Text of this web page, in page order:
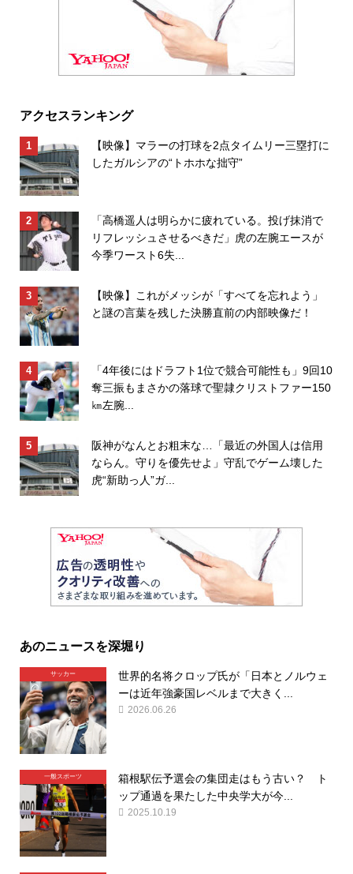
アクセスランキング
【映像】マラーの打球を2点タイムリー三塁打に
したガルシアの“トホホな拙守”
「高橋遥人は明らかに疲れている。投げ抹消で
リフレッシュさせるべきだ」虎の左腕エースが
今季ワースト6失...
【映像】これがメッシが「すべてを忘れよう」
と謎の言葉を残した決勝直前の内部映像だ！
「4年後にはドラフト1位で競合可能性も」9回10
奪三振もまさかの落球で聖隷クリストファー150
㎞左腕...
阪神がなんとお粗末な…「最近の外国人は信用
ならん。守りを優先せよ」守乱でゲーム壊した
虎“新助っ人”ガ...
あのニュースを深堀り
サッカー
世界的名将クロップ氏が「日本とノルウェ
ーは近年強豪国レベルまで大きく...
2026.06.26
一般スポーツ
箱根駅伝予選会の集団走はもう古い？ ト
ップ通過を果たした中央学大が今...
2025.10.19